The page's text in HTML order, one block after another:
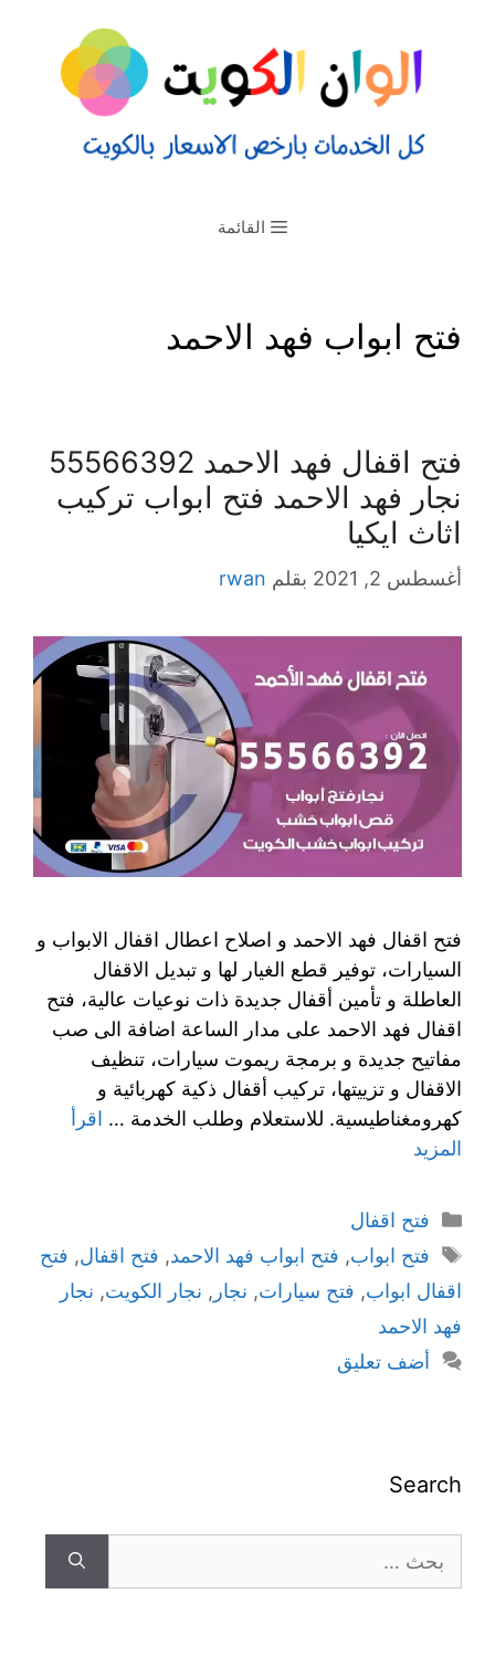
القائمة
فتح ابواب فهد الاحمد
فتح اقفال فهد الاحمد 55566392
نجار فهد الاحمد فتح ابواب تركيب
اثاث ايكيا
أغسطس 2, 2021 بقلم rwan
فتح اقفال فهد الاحمد و اصلاح اعطال اقفال الابواب و
السيارات، توفير قطع الغيار لها و تبديل الاقفال
العاطلة و تأمين أقفال جديدة ذات نوعيات عالية، فتح
اقفال فهد الاحمد على مدار الساعة اضافة الى صب
مفاتيح جديدة و برمجة ريموت سيارات، تنظيف
الاقفال و تزييتها، تركيب أقفال ذكية كهربائية و
كهرومغناطيسية. للاستعلام وطلب الخدمة … اقرأ
المزيد
فتح اقفال
فتح ابواب, فتح ابواب فهد الاحمد, فتح اقفال, فتح
اقفال ابواب, فتح سيارات, نجار , نجار الكويت, نجار
فهد الاحمد
أضف تعليق
Search